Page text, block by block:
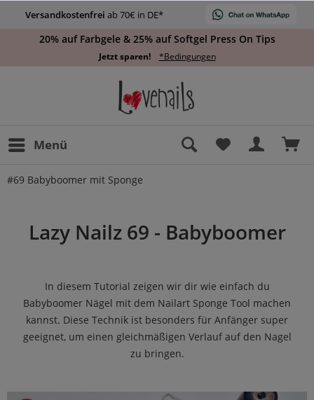
Versandkostenfrei ab 70€ in DE*
20% auf Farbgele & 25% auf Softgel Press On Tips
Jetzt sparen! *Bedingungen
Menü
#69 Babyboomer mit Sponge
Lazy Nailz 69 - Babyboomer
In diesem Tutorial zeigen wir dir wie einfach du
Babyboomer Nägel mit dem Nailart Sponge Tool machen
kannst. Diese Technik ist besonders für Anfänger super
geeignet, um einen gleichmäßigen Verlauf auf den Nagel
zu bringen.